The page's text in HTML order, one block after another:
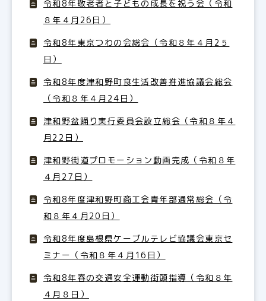
令和8年敬老者と子どもの成長を祝う会（令和
８年４月26日）
令和8年東京つわの会総会（令和８年４月2５
日）
令和8年度津和野町食生活改善推進協議会総会
（令和８年４月24日）
津和野盆踊り実行委員会設立総会（令和８年４
月22日）
津和野街道プロモーション動画完成（令和８年
４月27日）
令和8年度津和野町商工会青年部通常総会（令
和８年４月20日）
令和8年度島根県ケーブルテレビ協議会東京セ
ミナー（令和８年４月16日）
令和8年春の交通安全運動街頭指導（令和８年
４月８日）